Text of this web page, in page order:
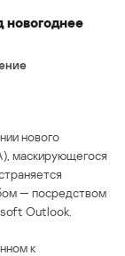
нового
маскирующегося
— посредством
Outlook.
к